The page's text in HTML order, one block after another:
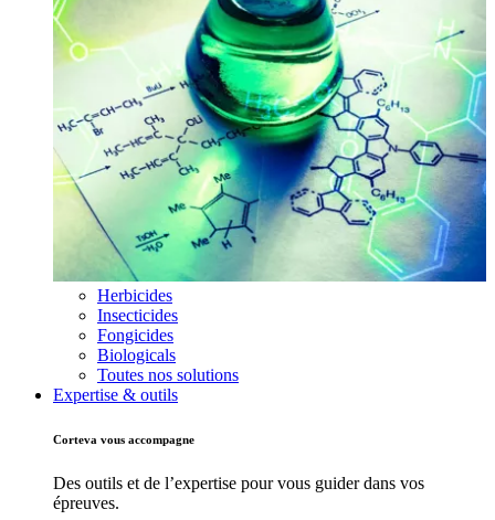
Herbicides
Insecticides
Fongicides
Biologicals
Toutes nos solutions
Expertise & outils
Corteva vous accompagne
Des outils et de l’expertise pour vous guider dans vos
épreuves.